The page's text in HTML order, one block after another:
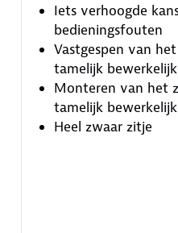
Iets verhoogde
bedieningsfouten
Vastgespen van
tamelijk bewerkelijk
Monteren van het
tamelijk bewerkelijk
Heel zwaar zitje